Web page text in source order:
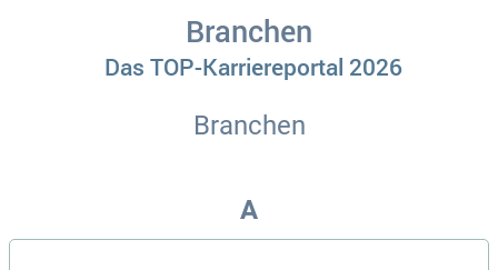
Branchen
Das TOP-Karriereportal 2026
Branchen
A